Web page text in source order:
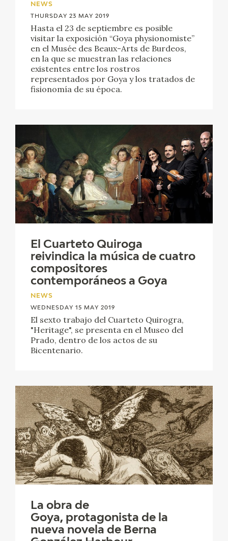
NEWS
THURSDAY 23 MAY 2019
Hasta el 23 de septiembre es posible
visitar la exposición “Goya physionomiste”
en el Musée des Beaux-Arts de Burdeos,
en la que se muestran las relaciones
existentes entre los rostros
representados por Goya y los tratados de
fisionomía de su época.
El Cuarteto Quiroga
reivindica la música de cuatro
compositores
contemporáneos a Goya
NEWS
WEDNESDAY 15 MAY 2019
El sexto trabajo del Cuarteto Quirogra,
"Heritage", se presenta en el Museo del
Prado, dentro de los actos de su
Bicentenario.
La obra de
Goya, protagonista de la
nueva novela de Berna